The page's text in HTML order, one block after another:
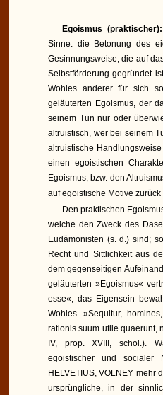
Egoismus
Sinne: die Betonung des
Gesinnungsweise, die auf
Selbstförderung gegründet
Wohles anderer für sich
geläuterten Egoismus, der
seinem Tun nur oder
altruistisch, wer bei seinem
altruistische
einen egoistischen
Egoismus, bzw. den
auf egoistische Motive
Den praktischen
welche den Zweck des
Eudämonisten (s. d.) sind;
Recht und Sittlichkeit aus
dem gegenseitigen
geläuterten »Egoismus«
esse«, das Eigensein
Wohles. »Sequitur,
rationis suum utile quaerunt,
IV, prop. XVIII, schol.).
egoistischer und socialer
HELVETIUS, VOLNEY mehr
ursprüngliche, in der